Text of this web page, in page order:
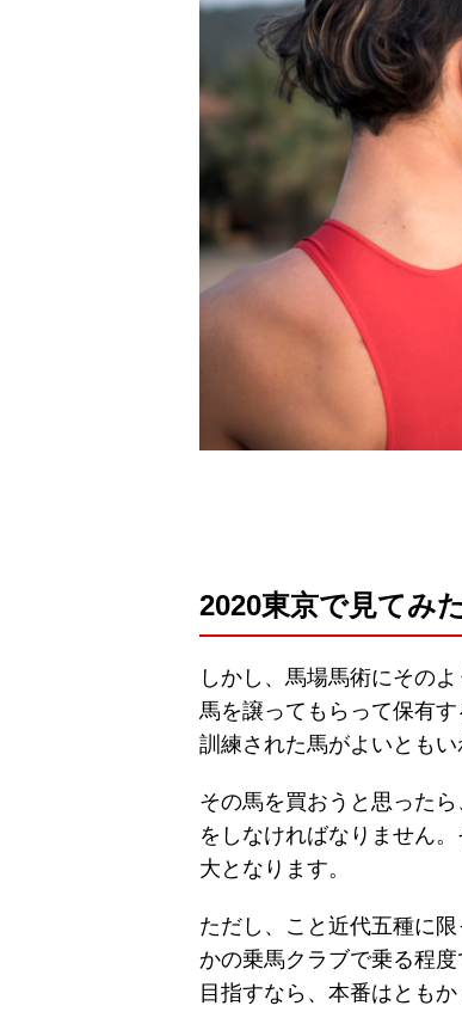
2020東京で見てみ
しかし、馬場馬術にその
馬を譲ってもらって保有
訓練された馬がよいともい
その馬を買おうと思った
をしなければなりません
大となります。
ただし、こと近代五種に
かの乗馬クラブで乗る程
目指すなら、本番はとも